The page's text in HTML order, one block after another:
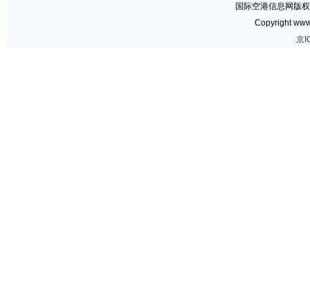
国际空港信息网版
Copyright
京